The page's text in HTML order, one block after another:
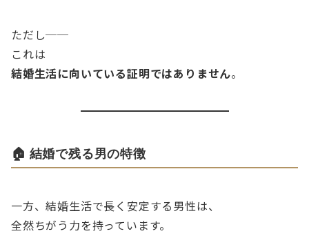
ただし──
これは
結婚生活に向いている証明ではありません。
🏠 結婚で残る男の特徴
一方、結婚生活で長く安定する男性は、
全然ちがう力を持っています。